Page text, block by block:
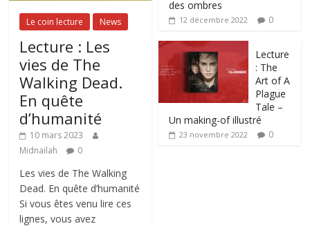
Le coin lecture News
Lecture : Les
vies de The
Walking Dead.
En quête
d’humanité
10 mars 2023
Midnailah
0
Les vies de The Walking
Dead. En quête d’humanité
Si vous êtes venu lire ces
lignes, vous avez
des ombres
12 décembre 2022 0
Lecture
: The
Art of A
Plague
Tale –
Un making-of illustré
23 novembre 2022 0